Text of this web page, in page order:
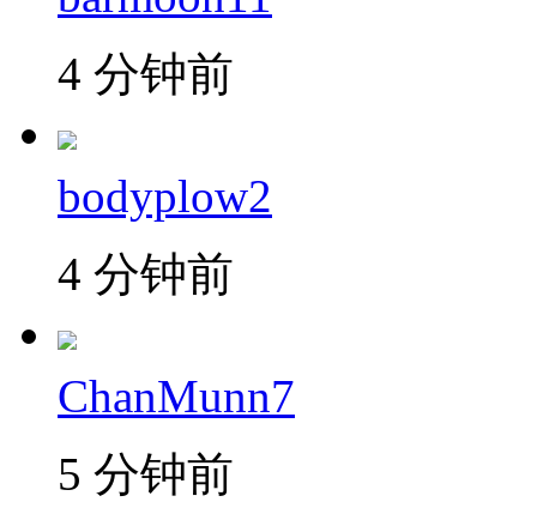
4 分钟前
bodyplow2
4 分钟前
ChanMunn7
5 分钟前